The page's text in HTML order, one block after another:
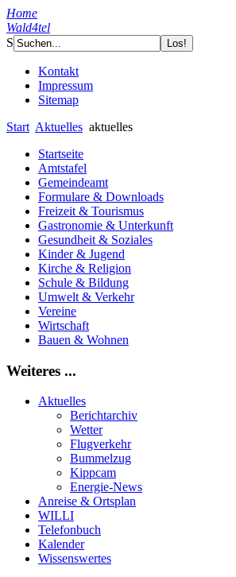
Home
Wald4tel
S
Kontakt
Impressum
Sitemap
Start Aktuelles aktuelles
Startseite
Amtstafel
Gemeindeamt
Formulare & Downloads
Freizeit & Tourismus
Gastronomie & Unterkunft
Gesundheit & Soziales
Kinder & Jugend
Kirche & Religion
Schule & Bildung
Umwelt & Verkehr
Vereine
Wirtschaft
Bauen & Wohnen
Weiteres ...
Aktuelles
Berichtarchiv
Wetter
Flugverkehr
Bummelzug
Kippcam
Energie-News
Anreise & Ortsplan
WILLI
Telefonbuch
Kalender
Wissenswertes